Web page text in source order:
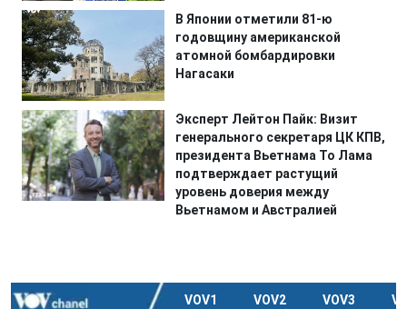
В Японии отметили 81-ю
годовщину американской
атомной бомбардировки
Нагасаки
Эксперт Лейтон Пайк: Визит
генерального секретаря ЦК КПВ,
президента Вьетнама То Лама
подтверждает растущий
уровень доверия между
Вьетнамом и Австралией
VOV1 VOV2 VOV3